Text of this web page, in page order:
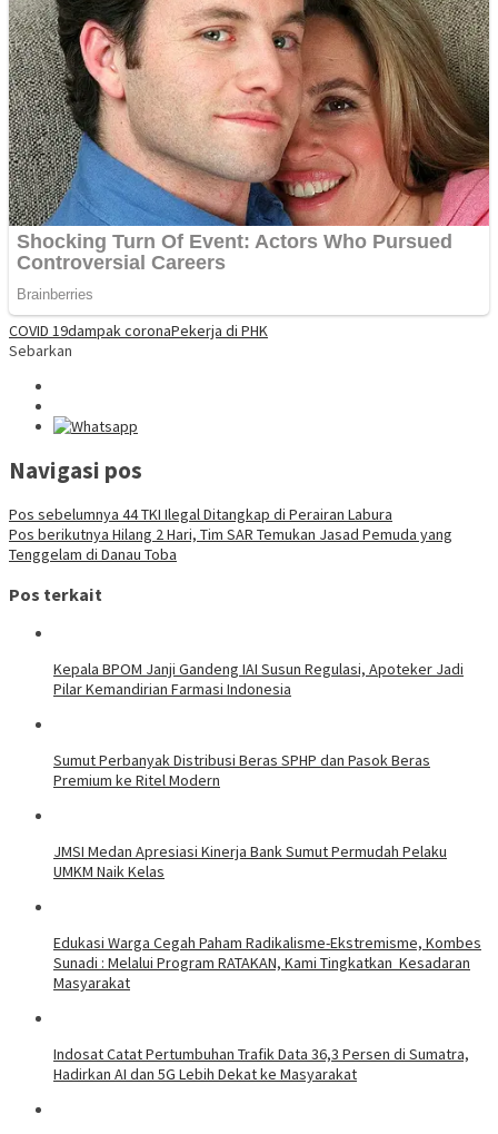
COVID 19dampak coronaPekerja di PHK
Sebarkan
Navigasi pos
Pos sebelumnya 44 TKI Ilegal Ditangkap di Perairan Labura
Pos berikutnya Hilang 2 Hari, Tim SAR Temukan Jasad Pemuda yang
Tenggelam di Danau Toba
Pos terkait
Kepala BPOM Janji Gandeng IAI Susun Regulasi, Apoteker Jadi
Pilar Kemandirian Farmasi Indonesia
Sumut Perbanyak Distribusi Beras SPHP dan Pasok Beras
Premium ke Ritel Modern
JMSI Medan Apresiasi Kinerja Bank Sumut Permudah Pelaku
UMKM Naik Kelas
Edukasi Warga Cegah Paham Radikalisme-Ekstremisme, Kombes
Sunadi : Melalui Program RATAKAN, Kami Tingkatkan Kesadaran
Masyarakat
Indosat Catat Pertumbuhan Trafik Data 36,3 Persen di Sumatra,
Hadirkan AI dan 5G Lebih Dekat ke Masyarakat